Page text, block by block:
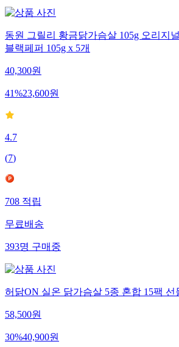
동원 그릴리 황금닭가슴살 105g 오리지
블랙페퍼 105g x 5개
40,300원
41%23,600원
4.7
(7)
708적립
무료배송
393명구매중
허닭ON 실온 닭가슴살 5종 혼합 15팩 선
58,500원
30%40,900원